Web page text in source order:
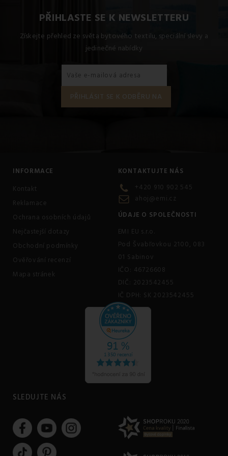
PŘIHLASTE SE K NEWSLETTERU
Získejte přehled ze světa bytového textilu, speciální slevy a
jedinečné nabídky
INFORMACE
Kontakt
Reklamace
Ochrana osobních údajů
Nejčastejší dotazy
Obchodní podmínky
Ověřování recenzí
Mapa stránek
KONTAKTUJTE NÁS
+420 910 902 545
ahoj@emi.cz
ÚDAJE O SPOLEČNOSTI
EMI EU s.r.o.
Pod Švabľovkou 2100, 083
01 Sabinov
IČO: 46726608
DIČ: 2023542455
IČ DPH: SK 2023542455
SLEDUJTE NÁS